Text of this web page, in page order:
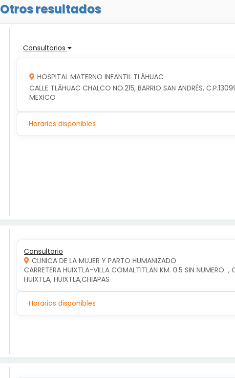
Otros resultados
Consultorios
HOSPITAL MATERNO INFANTIL TLÁHUAC
CALLE TLÁHUAC CHALCO NO.215, BARRIO SAN ANDRÉS,
MEXICO
Horarios disponibles
Consultorio
CLINICA DE LA MUJER Y PARTO HUMANIZADO
CARRETERA HUIXTLA-VILLA COMALTITLAN KM. 0.5 SIN NUMERO
HUIXTLA, HUIXTLA,CHIAPAS
Horarios disponibles